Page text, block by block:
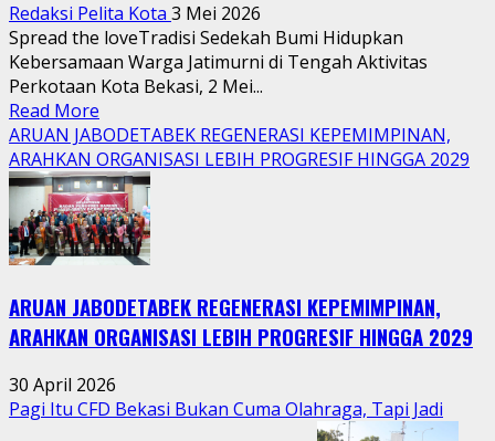
Redaksi Pelita Kota 3 Mei 2026
Spread the loveTradisi Sedekah Bumi Hidupkan
Kebersamaan Warga Jatimurni di Tengah Aktivitas
Perkotaan Kota Bekasi, 2 Mei...
Read More
more
about
Tradisi
Sedekah
Bumi
Hidupkan
Warga
Jatimurni
di
Tengah
Aktivitas
Perkotaan
ARUAN JABODETABEK REGENERASI KEPEMIMPINAN,
ARAHKAN ORGANISASI LEBIH PROGRESIF HINGGA 2029
ARUAN JABODETABEK REGENERASI KEPEMIMPINAN,
ARAHKAN ORGANISASI LEBIH PROGRESIF HINGGA 2029
30 April 2026
Pagi Itu CFD Bekasi Bukan Cuma Olahraga, Tapi Jadi